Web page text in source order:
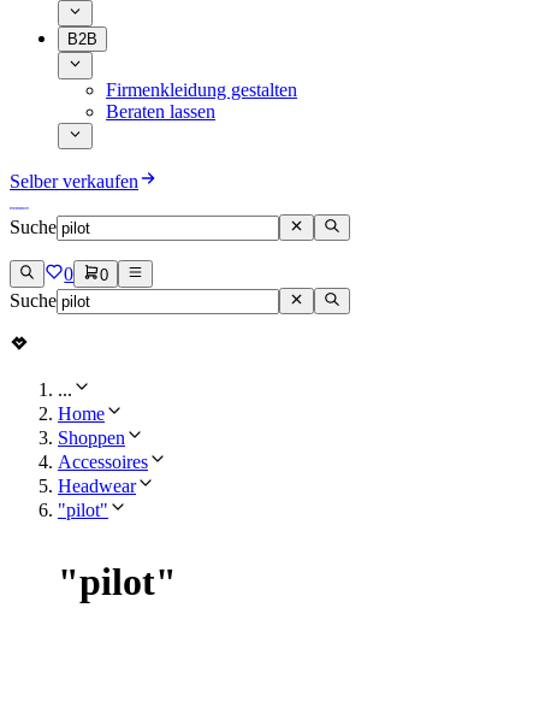
B2B
Firmenkleidung gestalten
Beraten lassen
Selber verkaufen
Suche
0 0
Suche
...
Home
Shoppen
Accessoires
Headwear
"pilot"
"pilot"